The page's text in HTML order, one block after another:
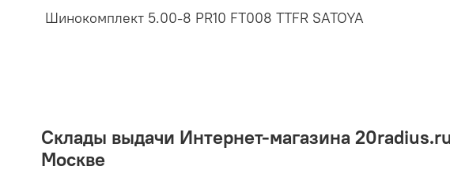
Шинокомплект 5.00-8 PR10 FT008 TTFR SATOYA
Склады выдачи Интернет-магазина
Москве